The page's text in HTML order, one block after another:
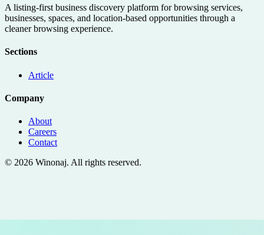
A listing-first business discovery platform for browsing services,
businesses, spaces, and location-based opportunities through a
cleaner browsing experience.
Sections
Article
Company
About
Careers
Contact
© 2026 Winonaj. All rights reserved.